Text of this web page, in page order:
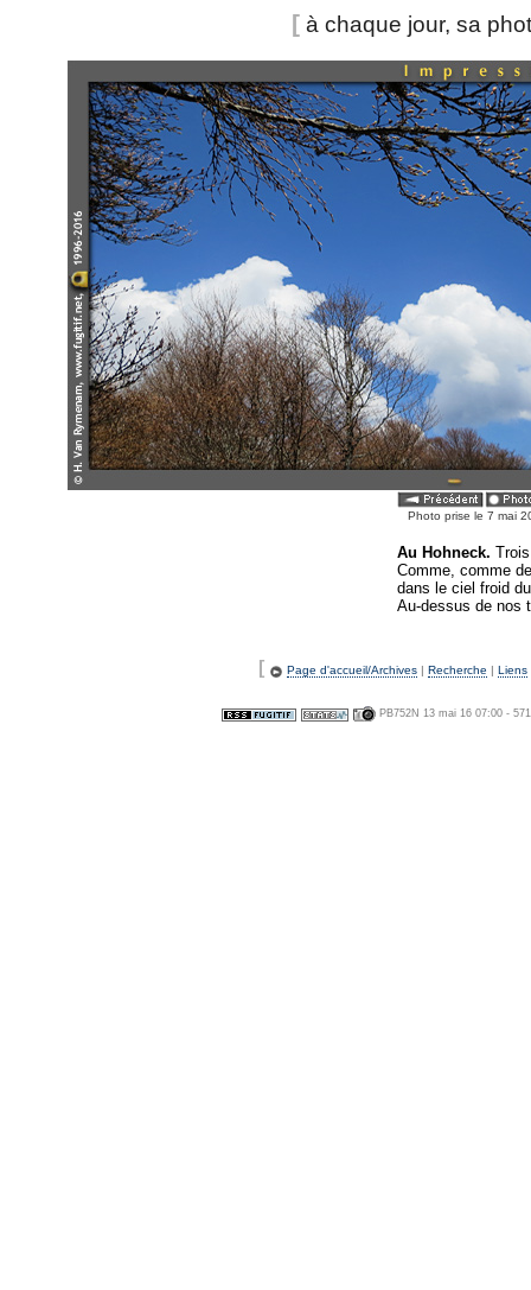
[ à chaque jour, sa
Photo prise le 7 mai
Au Hohneck.
Comme, comme
dans le ciel froid
Au-dessus de nos
[ Page d'accueil/Archives | Recherche | Liens
PB752N 13 mai 16 07:00 -